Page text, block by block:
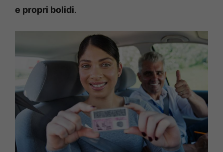
e propri bolidi.